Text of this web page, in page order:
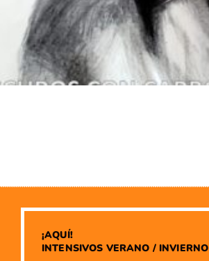
¡AQUÍ!
INTENSIVOS VERANO / INVIERNO